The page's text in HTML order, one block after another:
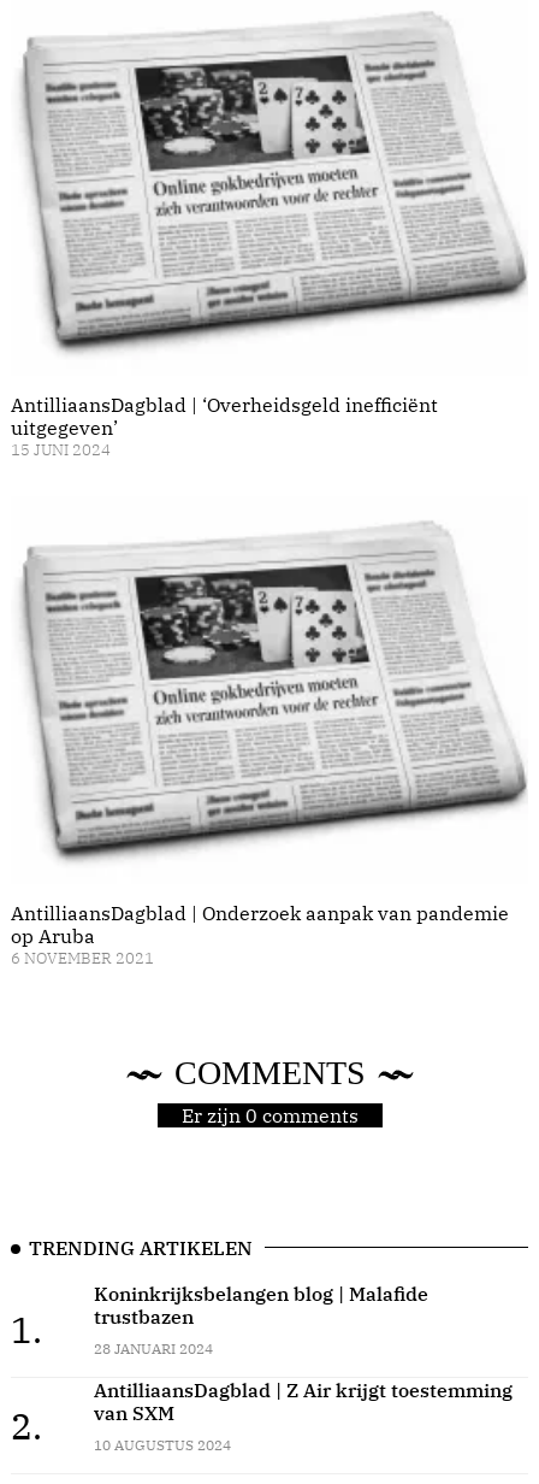
AntilliaansDagblad | ‘Overheidsgeld inefficiënt
uitgegeven’
15 JUNI 2024
AntilliaansDagblad | Onderzoek aanpak van pandemie
op Aruba
6 NOVEMBER 2021
COMMENTS
Er zijn 0 comments
TRENDING ARTIKELEN
1.
Koninkrijksbelangen blog | Malafide
trustbazen
28 JANUARI 2024
2.
AntilliaansDagblad | Z Air krijgt toestemming
van SXM
10 AUGUSTUS 2024